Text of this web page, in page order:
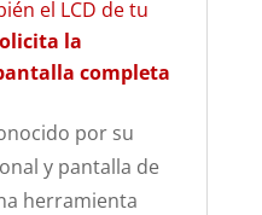
el LCD de tu
la
completa
por su
y pantalla de
herramienta